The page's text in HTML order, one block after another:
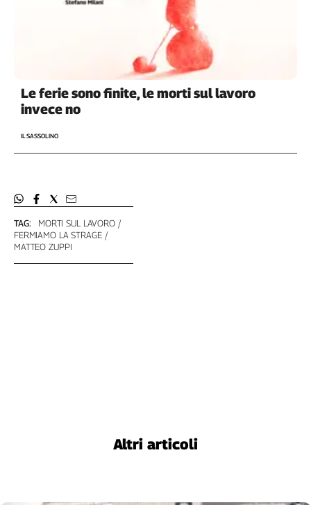
TAG:
MORTI SUL LAVORO
FERMIAMO LA STRAGE
MATTEO ZUPPI
Le ferie sono finite, le morti sul lavoro
invece no
IL SASSOLINO
Altri articoli